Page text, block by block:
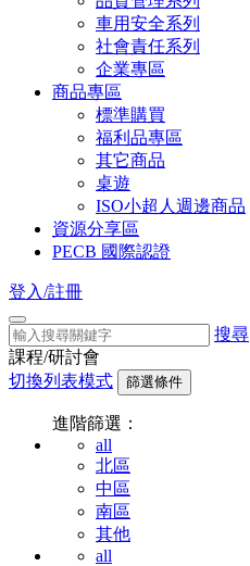
車用安全系列
社會責任系列
企業專區
商品專區
標準購買
福利品專區
其它商品
桌遊
ISO小超人週邊商品
資源分享區
PECB 國際認證
登入/註冊
搜尋
課程/研討會
切換列表模式
篩選條件
進階篩選：
all
北區
中區
南區
其他
all